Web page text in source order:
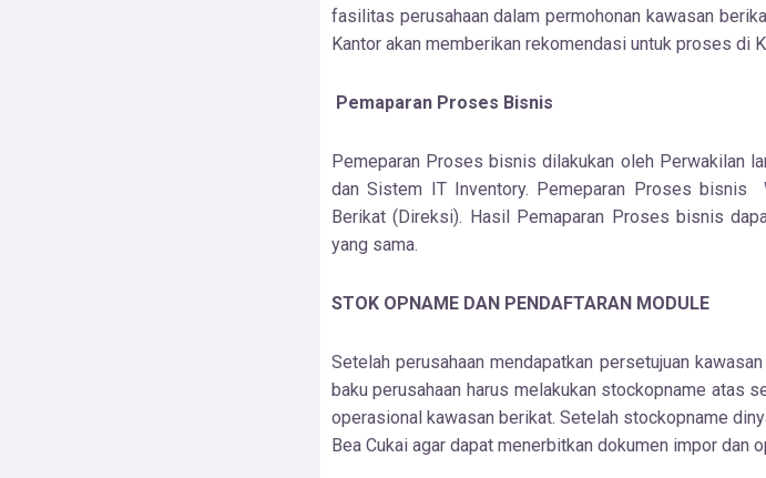
fasilitas perusahaan dalam permohonan kawasan
Kantor akan memberikan rekomendasi untuk proses di
Pemaparan Proses Bisnis
Pemeparan Proses bisnis dilakukan oleh Perwakilan
dan Sistem IT Inventory. Pemeparan Proses bisnis
Berikat (Direksi). Hasil Pemaparan Proses bisnis
yang sama.
STOK OPNAME DAN PENDAFTARAN MODULE
Setelah perusahaan mendapatkan persetujuan
baku perusahaan harus melakukan stockopname atas
operasional kawasan berikat. Setelah stockopname
Bea Cukai agar dapat menerbitkan dokumen impor dan